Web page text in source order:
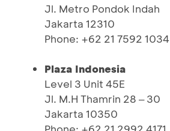
Jl. Metro Pondok Indah
Jakarta 12310
Phone: +62 21 7592 1034
Plaza Indonesia
Level 3 Unit 45E
Jl. M.H Thamrin 28 ‒ 30
Jakarta 10350